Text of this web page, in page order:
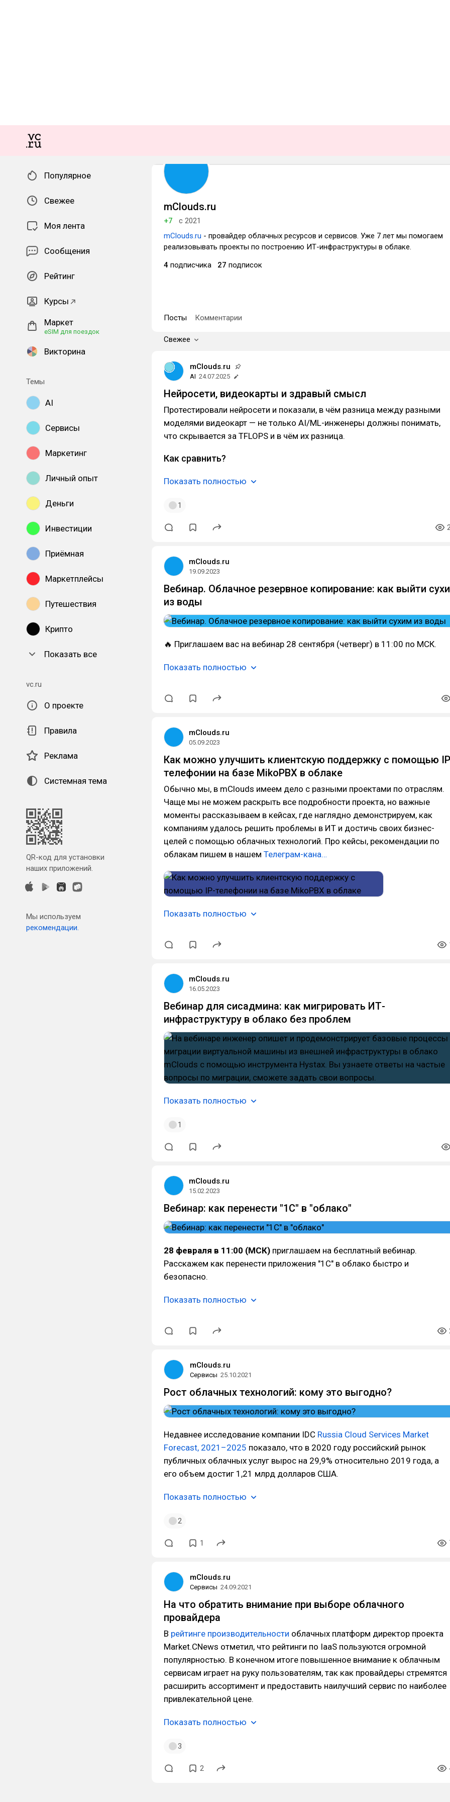
Популярное
Свежее
Моя лента
Сообщения
Рейтинг
Курсы
Маркет
eSIM для поездок
Викторина
Темы
AI
Сервисы
Маркетинг
Личный опыт
Деньги
Инвестиции
Приёмная
Маркетплейсы
Путешествия
Крипто
Показать все
vc.ru
О проекте
Правила
Реклама
Системная тема
QR-код для установки
наших приложений.
Мы используем
рекомендации.
mClouds.ru
+7
с 2021
mClouds.ru - провайдер облачных ресурсов и сервисов. Уже 7 лет мы помогаем
реализовывать проекты по построению ИТ-инфраструктуры в облаке.
4 подписчика 27 подписок
Посты Комментарии
Свежее
mClouds.ru
AI 24.07.2025
Нейросети, видеокарты и здравый смысл
Протестировали нейросети и показали, в чём разница между разными
моделями видеокарт — не только AI/ML-инженеры должны понимать,
что скрывается за TFLOPS и в чём их разница.
Как сравнить?
Показать полностью
1
mClouds.ru
19.09.2023
Вебинар. Облачное резервное копирование: как выйти
из воды
🔥 Приглашаем вас на вебинар 28 сентября (четверг) в 11:00 по МСК.
Показать полностью
mClouds.ru
05.09.2023
Как можно улучшить клиентскую поддержку с помощью
телефонии на базе MikoPBX в облаке
Обычно мы, в mClouds имеем дело с разными проектами по отраслям.
Чаще мы не можем раскрыть все подробности проекта, но важные
моменты рассказываем в кейсах, где наглядно демонстрируем, как
компаниям удалось решить проблемы в ИТ и достичь своих бизнес-
целей с помощью облачных технологий. Про кейсы, рекомендации по
облакам пишем в нашем Телеграм-кана…
Показать полностью
mClouds.ru
16.05.2023
Вебинар для сисадмина: как мигрировать ИТ-
инфраструктуру в облако без проблем
Показать полностью
1
mClouds.ru
15.02.2023
Вебинар: как перенести "1С" в "облако"
28 февраля в 11:00 (МСК) приглашаем на бесплатный вебинар.
Расскажем как перенести приложения "1С" в облако быстро и
безопасно.
Показать полностью
mClouds.ru
Сервисы 25.10.2021
Рост облачных технологий: кому это выгодно?
Недавнее исследование компании IDC Russia Cloud Services Market
Forecast, 2021–2025 показало, что в 2020 году российский рынок
публичных облачных услуг вырос на 29,9% относительно 2019 года, а
его объем достиг 1,21 млрд долларов США.
Показать полностью
2
1
mClouds.ru
Сервисы 24.09.2021
На что обратить внимание при выборе облачного
провайдера
В рейтинге производительности облачных платформ директор проекта
Market.CNews отметил, что рейтинги по IaaS пользуются огромной
популярностью. В конечном итоге повышенное внимание к облачным
сервисам играет на руку пользователям, так как провайдеры стремятся
расширить ассортимент и предоставить наилучший сервис по наиболее
привлекательной цене.
Показать полностью
3
2